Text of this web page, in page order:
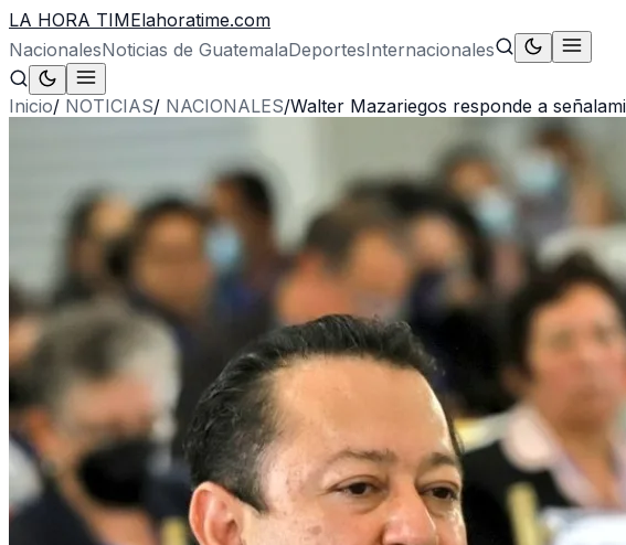
LA HORA TIMElahoratime.com
NacionalesNoticias de GuatemalaDeportesInternacionales
Inicio/ NOTICIAS/ NACIONALES/Walter Mazariegos responde a